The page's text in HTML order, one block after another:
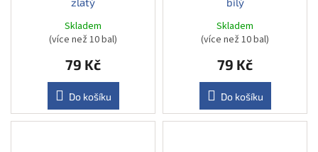
Skladem
(více než 10 bal)
79 Kč
Do košíku
Skladem
(více než 10 bal)
79 Kč
Do košíku